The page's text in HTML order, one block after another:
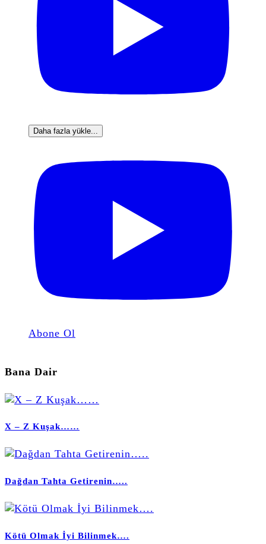
Daha fazla yükle...
Abone Ol
Bana Dair
X – Z Kuşak……
Dağdan Tahta Getirenin…..
Kötü Olmak İyi Bilinmek….